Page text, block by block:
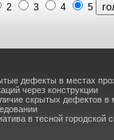
2 3 4 5
дефекты в местах
через конструкции
скрытых дефектов
в тесной городской